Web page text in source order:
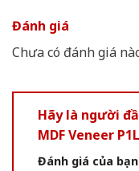
Đánh giá
Chưa có đánh giá
Hãy là người
MDF Veneer
Đánh giá của bạn